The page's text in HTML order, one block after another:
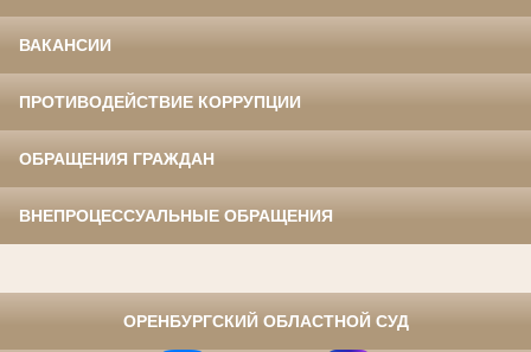
ВАКАНСИИ
ПРОТИВОДЕЙСТВИЕ КОРРУПЦИИ
ОБРАЩЕНИЯ ГРАЖДАН
ВНЕПРОЦЕССУАЛЬНЫЕ ОБРАЩЕНИЯ
ОРЕНБУРГСКИЙ ОБЛАСТНОЙ СУД